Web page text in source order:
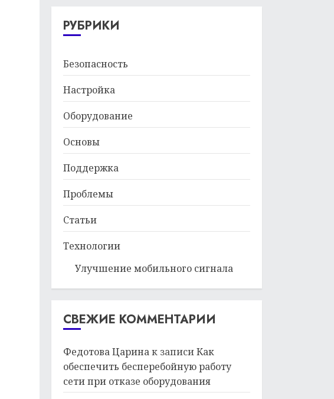
РУБРИКИ
Безопасность
Настройка
Оборудование
Основы
Поддержка
Проблемы
Статьи
Технологии
Улучшение мобильного сигнала
СВЕЖИЕ КОММЕНТАРИИ
Федотова Царинак записиКак
обеспечить бесперебойную работу
сети при отказе оборудования